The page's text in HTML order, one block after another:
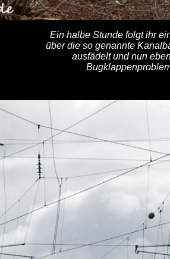
Ein halbe Stunde folgt ihr
über die so genannte
ausfädelt und nun